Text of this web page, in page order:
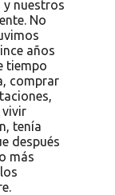
y nuestros
No
años
tiempo
comprar
vivir
tenía
después
más